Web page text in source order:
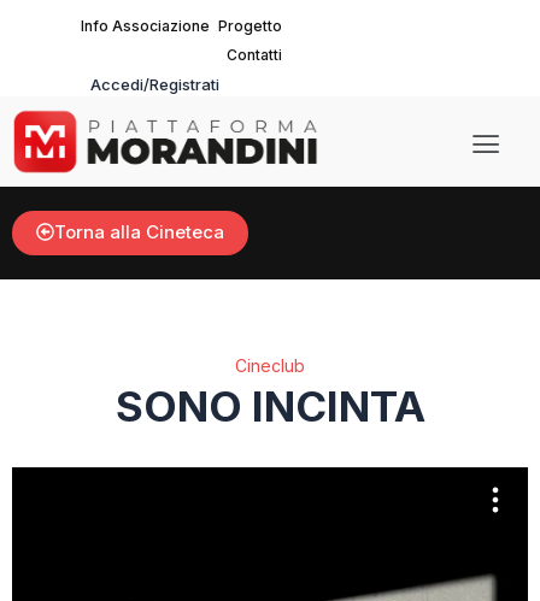
Info Associazione Progetto
Contatti
Accedi/Registrati
Main
Torna alla Cineteca
Cineclub
SONO INCINTA